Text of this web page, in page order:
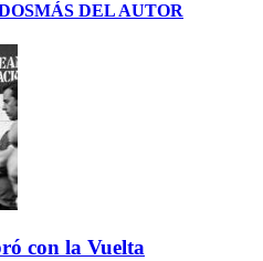
MÁS DEL AUTOR
con la Vuelta